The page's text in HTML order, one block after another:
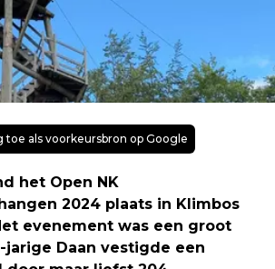
toe als voorkeursbron op Google
het Open NK
2024 plaats in Klimbos
evenement was een groot
jarige Daan vestigde een